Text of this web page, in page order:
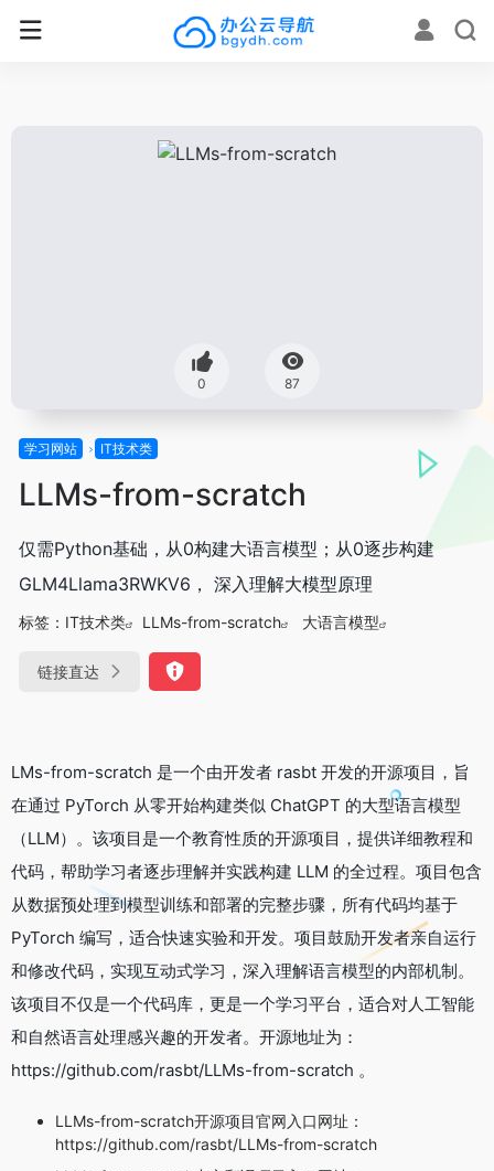
0 87
学习网站 IT技术类
LLMs-from-scratch
仅需Python基础，从0构建大语言模型；从0逐步构建
GLM4Llama3RWKV6， 深入理解大模型原理
标签： IT技术类 LLMs-from-scratch 大语言模型
链接直达
LMs-from-scratch 是一个由开发者 rasbt 开发的开源项目，旨
在通过 PyTorch 从零开始构建类似 ChatGPT 的大型语言模型
（LLM）。该项目是一个教育性质的开源项目，提供详细教程和
代码，帮助学习者逐步理解并实践构建 LLM 的全过程。项目包含
从数据预处理到模型训练和部署的完整步骤，所有代码均基于
PyTorch 编写，适合快速实验和开发。项目鼓励开发者亲自运行
和修改代码，实现互动式学习，深入理解语言模型的内部机制。
该项目不仅是一个代码库，更是一个学习平台，适合对人工智能
和自然语言处理感兴趣的开发者。开源地址为：
https://github.com/rasbt/LLMs-from-scratch 。
LLMs-from-scratch开源项目官网入口网址：
https://github.com/rasbt/LLMs-from-scratch